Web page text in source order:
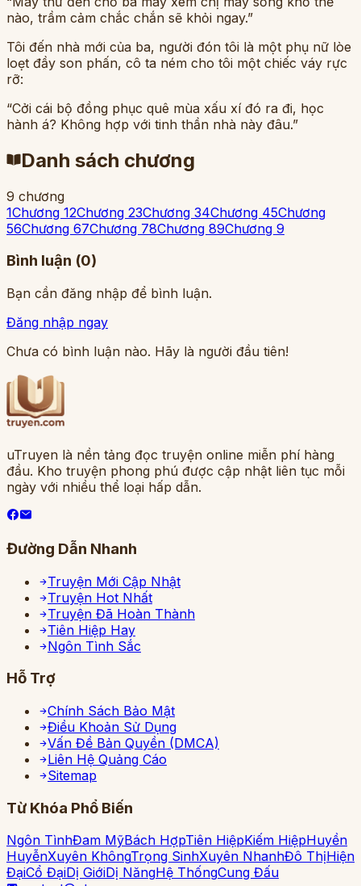
nào, trầm cảm chắc chắn sẽ khỏi ngay.”
Tôi đến nhà mới của ba, người đón tôi là một phụ nữ lòe
loẹt đầy son phấn, cô ta ném cho tôi một chiếc váy rực
rỡ:
“Cởi cái bộ đồng phục quê mùa xấu xí đó ra đi, học
hành á? Không hợp với tinh thần nhà này đâu.”
Danh sách chương
9 chương
1Chương 12Chương 23Chương 34Chương 45Chương
56Chương 67Chương 78Chương 89Chương 9
Bình luận (0)
Bạn cần đăng nhập để bình luận.
Đăng nhập ngay
Chưa có bình luận nào. Hãy là người đầu tiên!
uTruyen là nền tảng đọc truyện online miễn phí hàng
đầu. Kho truyện phong phú được cập nhật liên tục mỗi
ngày với nhiều thể loại hấp dẫn.
Đường Dẫn Nhanh
Truyện Mới Cập Nhật
Truyện Hot Nhất
Truyện Đã Hoàn Thành
Tiên Hiệp Hay
Ngôn Tình Sắc
Hỗ Trợ
Chính Sách Bảo Mật
Điều Khoản Sử Dụng
Vấn Đề Bản Quyền (DMCA)
Liên Hệ Quảng Cáo
Sitemap
Từ Khóa Phổ Biến
Ngôn TìnhĐam MỹBách HợpTiên HiệpKiếm HiệpHuyền
HuyễnXuyên KhôngTrọng SinhXuyên NhanhĐô ThịHiện
ĐạiCổ ĐạiDị GiớiDị NăngHệ ThốngCung Đấu